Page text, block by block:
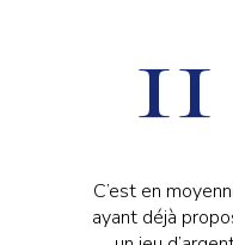
C’est en
ayant déjà